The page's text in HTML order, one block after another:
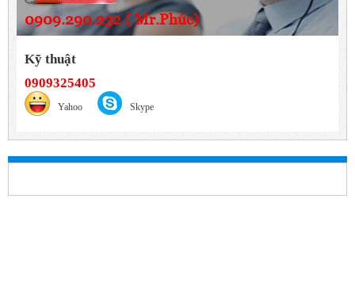
0909.290.232 ( Mr.Phúc)
Kỹ thuật
0909325405
Yahoo Skype